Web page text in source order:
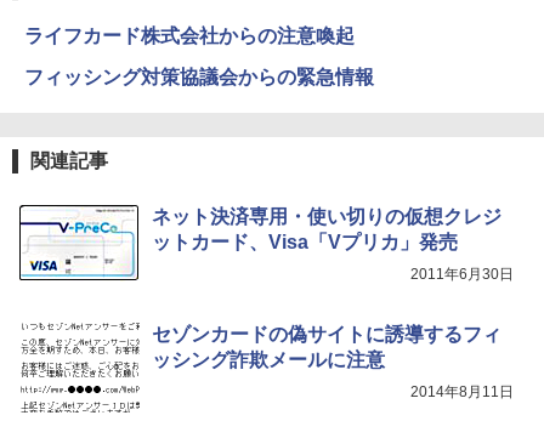
ライフカード株式会社からの注意喚起
フィッシング対策協議会からの緊急情報
関連記事
ネット決済専用・使い切りの仮想クレジ
ットカード、Visa「Vプリカ」発売
2011年6月30日
セゾンカードの偽サイトに誘導するフィ
ッシング詐欺メールに注意
2014年8月11日